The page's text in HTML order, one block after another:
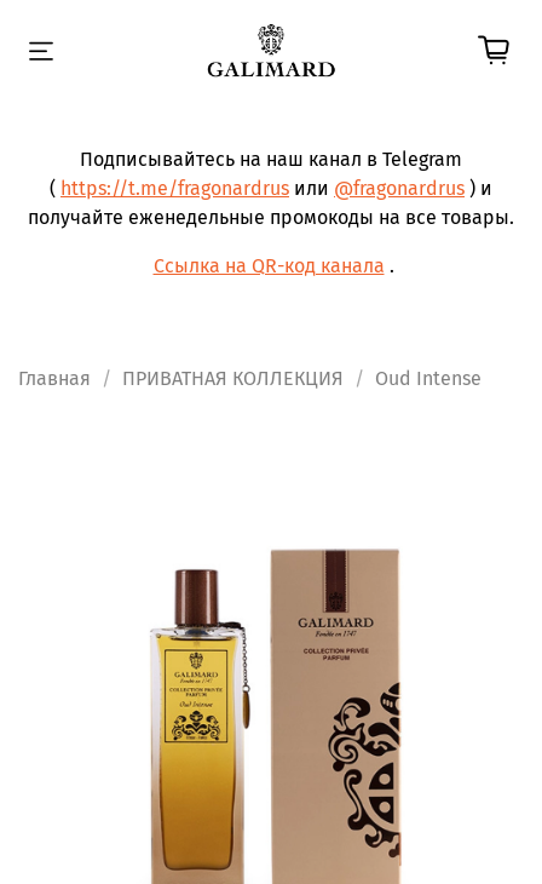
Подписывайтесь на наш канал в Telegram
( https://t.me/fragonardrus или @fragonardrus ) и
получайте еженедельные промокоды на все товары.
Ссылка на QR-код канала .
Главная ПРИВАТНАЯ КОЛЛЕКЦИЯ Oud Intense